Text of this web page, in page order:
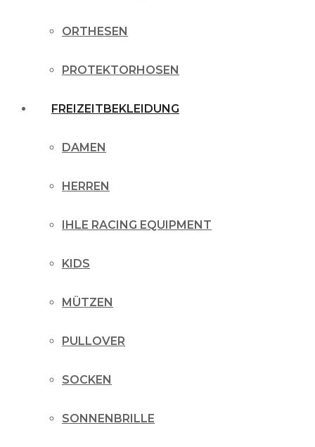
ORTHESEN
PROTEKTORHOSEN
FREIZEITBEKLEIDUNG
DAMEN
HERREN
IHLE RACING EQUIPMENT
KIDS
MÜTZEN
PULLOVER
SOCKEN
SONNENBRILLE